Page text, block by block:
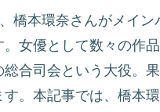
橋本環奈さんがメイン
女優として数々の作
合司会という大役。
。本記事では、橋本